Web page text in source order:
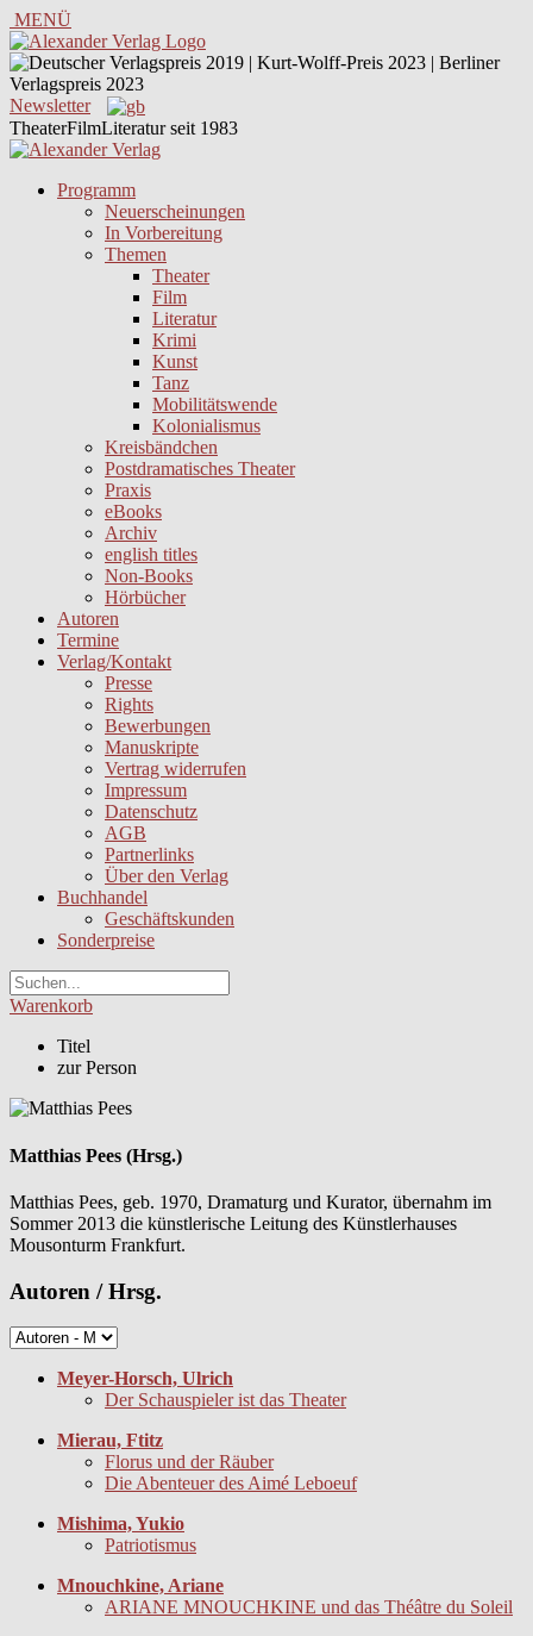
MENÜ
Newsletter
TheaterFilmLiteratur seit 1983
Programm
Neuerscheinungen
In Vorbereitung
Themen
Theater
Film
Literatur
Krimi
Kunst
Tanz
Mobilitätswende
Kolonialismus
Kreisbändchen
Postdramatisches Theater
Praxis
eBooks
Archiv
english titles
Non-Books
Hörbücher
Autoren
Termine
Verlag/Kontakt
Presse
Rights
Bewerbungen
Manuskripte
Vertrag widerrufen
Impressum
Datenschutz
AGB
Partnerlinks
Über den Verlag
Buchhandel
Geschäftskunden
Sonderpreise
Warenkorb
Titel
zur Person
Matthias Pees (Hrsg.)
Matthias Pees, geb. 1970, Dramaturg und Kurator, übernahm im
Sommer 2013 die künstlerische Leitung des Künstlerhauses
Mousonturm Frankfurt.
Autoren / Hrsg.
Meyer-Horsch, Ulrich
Der Schauspieler ist das Theater
Mierau, Ftitz
Florus und der Räuber
Die Abenteuer des Aimé Leboeuf
Mishima, Yukio
Patriotismus
Mnouchkine, Ariane
ARIANE MNOUCHKINE und das Théâtre du Soleil